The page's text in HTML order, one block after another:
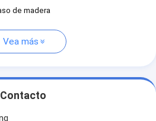
de madera
Vea más
Contacto